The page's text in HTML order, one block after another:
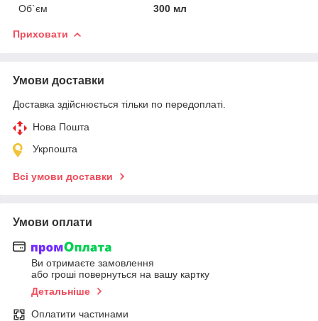
Об`єм 300 мл
Приховати
Умови доставки
Доставка здійснюється тільки по передоплаті.
Нова Пошта
Укрпошта
Всі умови доставки
Умови оплати
Ви отримаєте замовлення
або гроші повернуться на вашу картку
Детальніше
Оплатити частинами